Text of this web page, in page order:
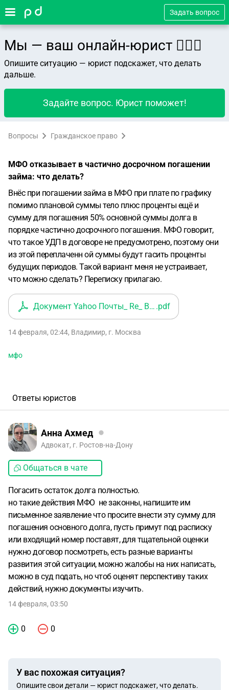
Задать вопрос
Мы — ваш онлайн-юрист 👨🏻‍⚖️
Опишите ситуацию — юрист подскажет, что делать
дальше.
Задайте вопрос. Юрист поможет!
Вопросы Гражданское право
МФО отказывает в частично досрочном погашении
займа: что делать?
Внёс при погашении займа в МФО при плате по графику
помимо плановой суммы тело плюс проценты ещё и
сумму для погашения 50% основной суммы долга в
порядке частично досрочного погашения. МФО говорит,
что такое УДП в договоре не предусмотрено, поэтому они
из этой переплаченн ой суммы будут гасить проценты
будущих периодов. Такой вариант меня не устраивает,
что можно сделать? Переписку прилагаю.
Документ Yahoo Почты_ Re_ В ответ на_ Re_ Пересл~ .pdf
14 февраля, 02:44, Владимир, г. Москва
мфо
Ответы юристов
Анна Ахмед
Адвокат, г. Ростов-на-Дону
Общаться в чате
Погасить остаток долга полностью.
но такие действия МФО не законны, напишите им
письменное заявление что просите внести эту сумму для
погашения основного долга, пусть примут под расписку
или входящий номер поставят, для тщательной оценки
нужно договор посмотреть, есть разные варианты
развития этой ситуации, можно жалобы на них написать,
можно в суд подать, но чтоб оценят перспективу таких
действий, нужно документы изучить.
14 февраля, 03:50
0 0
У вас похожая ситуация?
Опишите свои детали — юрист подскажет, что делать.